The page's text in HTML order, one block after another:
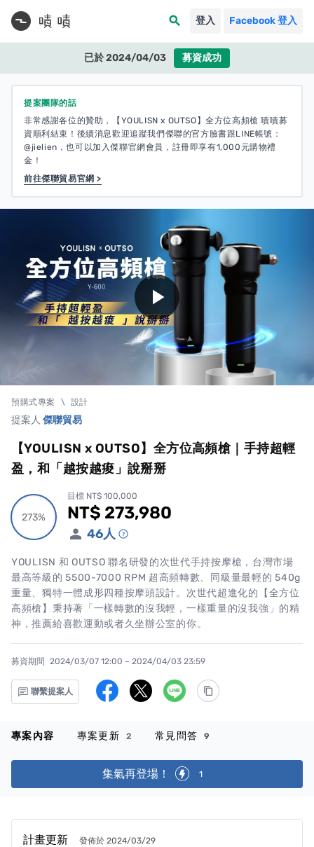
search 登入 Facebook 登入
已於 2024/04/03 募資成功
提案團隊的話
非常感謝各位的贊助，【YOULISN x OUTSO】全方位高頻槍 嘖嘖募
資順利結束！後續消息歡迎追蹤我們傑聯的官方臉書跟LINE帳號：
@jielien，也可以加入傑聯官網會員，註冊即享有1,000元購物禮
金！
前往傑聯貿易官網 >
play_arrow
預購式專案 \ 設計
提案人 傑聯貿易
【YOULISN x OUTSO】全方位高頻槍｜手持超輕
盈，和「越按越痠」說掰掰
273%
273%
目標 NT$ 100,000
累計集資金額
NT$ 273,980
46人
YOULISN 和 OUTSO 聯名研發的次世代手持按摩槍，台灣市場
最高等級的 5500-7000 RPM 超高頻轉數、同級量最輕的 540g
重量、獨特一體成形四種按摩頭設計。次世代超進化的【全方位
高頻槍】秉持著「一樣轉數的沒我輕，一樣重量的沒我強」的精
神，推薦給喜歡運動或者久坐辦公室的你。
募資期間 2024/03/07 12:00 – 2024/04/03 23:59
聯繫提案人
專案內容 專案更新 2 常見問答 9
集氣再登場！ 1
計畫更新 發佈於 2024/03/29